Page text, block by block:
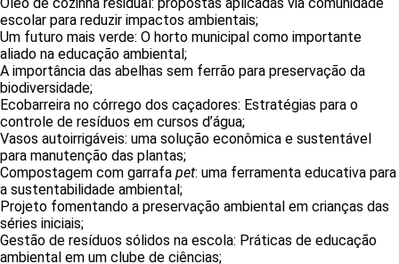
escolar para reduzir impactos ambientais;
Um futuro mais verde: O horto municipal como importante
aliado na educação ambiental;
A importância das abelhas sem ferrão para preservação da
biodiversidade;
Ecobarreira no córrego dos caçadores: Estratégias para o
controle de resíduos em cursos d’água;
Vasos autoirrigáveis: uma solução econômica e sustentável
para manutenção das plantas;
Compostagem com garrafa pet: uma ferramenta educativa para
a sustentabilidade ambiental;
Projeto fomentando a preservação ambiental em crianças das
séries iniciais;
Gestão de resíduos sólidos na escola: Práticas de educação
ambiental em um clube de ciências;